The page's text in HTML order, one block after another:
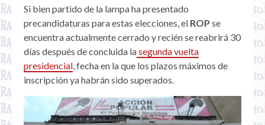
Si bien partido de la lampa ha presentado
precandidaturas para estas elecciones, el ROP se
encuentra actualmente cerrado y recién se reabrirá 30
días después de concluida lasegunda vuelta
presidencial, fecha en la que los plazos máximos de
inscripción ya habrán sido superados.